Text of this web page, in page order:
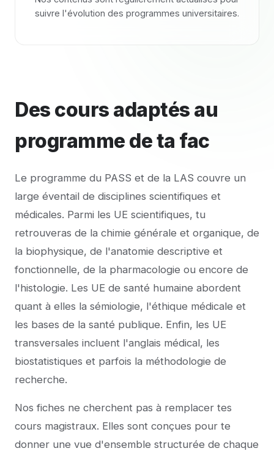
suivre l'évolution des programmes universitaires.
Des cours adaptés au
programme de ta fac
Le programme du PASS et de la LAS couvre un
large éventail de disciplines scientifiques et
médicales. Parmi les UE scientifiques, tu
retrouveras de la chimie générale et organique, de
la biophysique, de l'anatomie descriptive et
fonctionnelle, de la pharmacologie ou encore de
l'histologie. Les UE de santé humaine abordent
quant à elles la sémiologie, l'éthique médicale et
les bases de la santé publique. Enfin, les UE
transversales incluent l'anglais médical, les
biostatistiques et parfois la méthodologie de
recherche.
Nos fiches ne cherchent pas à remplacer tes
cours magistraux. Elles sont conçues pour te
donner une vue d'ensemble structurée de chaque